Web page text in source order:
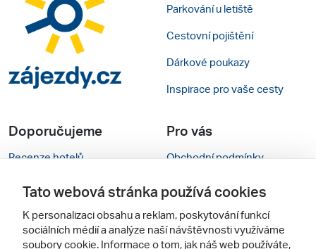
Parkování u letiště
Cestovní pojištění
Dárkové poukazy
Inspirace pro vaše cesty
Doporučujeme
Recenze hotelů
Rady na cestu
Cestovní kanceláře
Zájazdy.sk
Pro vás
Obchodní podmínky
Kontakty
Nastavení cookies
Mobilní verze webu
Tato webová stránka používá cookies
K personalizaci obsahu a reklam, poskytování funkcí
sociálních médií a analýze naší návštěvnosti využíváme
soubory cookie. Informace o tom, jak náš web používáte,